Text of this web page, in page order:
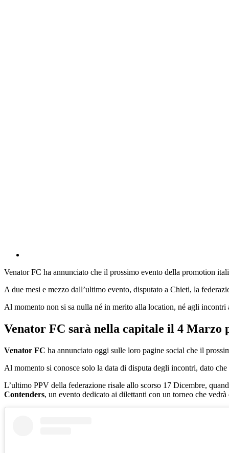
Venator FC ha annunciato che il prossimo evento della promotion
A due mesi e mezzo dall’ultimo evento, disputato a Chieti, la
Al momento non si sa nulla né in merito alla location, né agli incontri
Venator FC sarà nella capitale il 4 Marzo
Venator FC ha annunciato oggi sulle loro pagine social che il
Al momento si conosce solo la data di disputa degli incontri, dato
L’ultimo PPV della federazione risale allo scorso 17 Dicembre,
Contenders, un evento dedicato ai dilettanti con un torneo che